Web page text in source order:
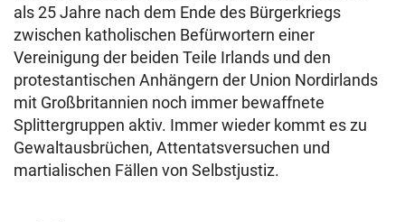
als 25 Jahre nach dem Ende des Bürgerkriegs
zwischen katholischen Befürwortern einer
Vereinigung der beiden Teile Irlands und den
protestantischen Anhängern der Union Nordirlands
mit Großbritannien noch immer bewaffnete
Splittergruppen aktiv. Immer wieder kommt es zu
Gewaltausbrüchen, Attentatsversuchen und
martialischen Fällen von Selbstjustiz.